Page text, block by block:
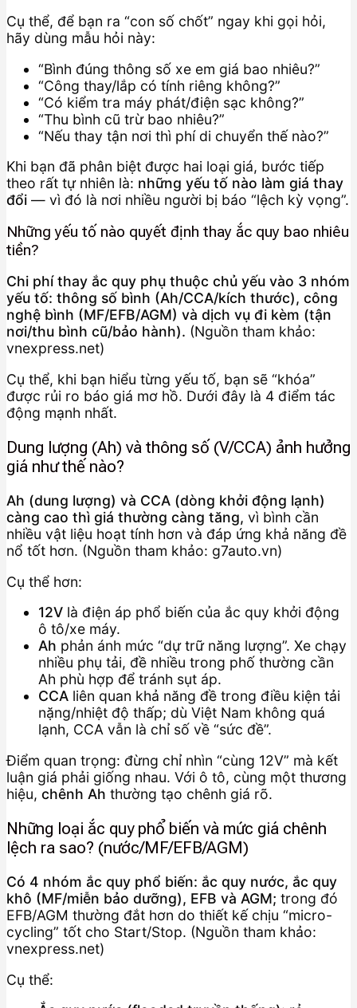
Cụ thể, để bạn ra “con số chốt” ngay khi gọi hỏi,
hãy dùng mẫu hỏi này:
“Bình đúng thông số xe em giá bao nhiêu?”
“Công thay/lắp có tính riêng không?”
“Có kiểm tra máy phát/điện sạc không?”
“Thu bình cũ trừ bao nhiêu?”
“Nếu thay tận nơi thì phí di chuyển thế nào?”
Khi bạn đã phân biệt được hai loại giá, bước tiếp
theo rất tự nhiên là: những yếu tố nào làm giá thay
đổi — vì đó là nơi nhiều người bị báo “lệch kỳ vọng”.
Những yếu tố nào quyết định thay ắc quy bao nhiêu
tiền?
Chi phí thay ắc quy phụ thuộc chủ yếu vào 3 nhóm
yếu tố: thông số bình (Ah/CCA/kích thước), công
nghệ bình (MF/EFB/AGM) và dịch vụ đi kèm (tận
nơi/thu bình cũ/bảo hành). (Nguồn tham khảo:
vnexpress.net)
Cụ thể, khi bạn hiểu từng yếu tố, bạn sẽ “khóa”
được rủi ro báo giá mơ hồ. Dưới đây là 4 điểm tác
động mạnh nhất.
Dung lượng (Ah) và thông số (V/CCA) ảnh hưởng
giá như thế nào?
Ah (dung lượng) và CCA (dòng khởi động lạnh)
càng cao thì giá thường càng tăng, vì bình cần
nhiều vật liệu hoạt tính hơn và đáp ứng khả năng đề
nổ tốt hơn. (Nguồn tham khảo: g7auto.vn)
Cụ thể hơn:
12V là điện áp phổ biến của ắc quy khởi động
ô tô/xe máy.
Ah phản ánh mức “dự trữ năng lượng”. Xe chạy
nhiều phụ tải, đề nhiều trong phố thường cần
Ah phù hợp để tránh sụt áp.
CCA liên quan khả năng đề trong điều kiện tải
nặng/nhiệt độ thấp; dù Việt Nam không quá
lạnh, CCA vẫn là chỉ số về “sức đề”.
Điểm quan trọng: đừng chỉ nhìn “cùng 12V” mà kết
luận giá phải giống nhau. Với ô tô, cùng một thương
hiệu, chênh Ah thường tạo chênh giá rõ.
Những loại ắc quy phổ biến và mức giá chênh
lệch ra sao? (nước/MF/EFB/AGM)
Có 4 nhóm ắc quy phổ biến: ắc quy nước, ắc quy
khô (MF/miễn bảo dưỡng), EFB và AGM; trong đó
EFB/AGM thường đắt hơn do thiết kế chịu “micro-
cycling” tốt cho Start/Stop. (Nguồn tham khảo:
vnexpress.net)
Cụ thể: